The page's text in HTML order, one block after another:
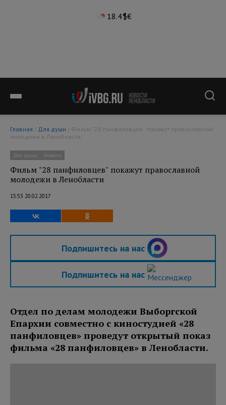
18.4°$€
Главная / Для души
молодежи в Ленобласти
Для души Новости
Фильм "28 панфиловцев" покажут православной
молодежи в Ленобласти
15:53 20.02.2017
Подпишитесь на нас
Подпишитесь на нас
Отдел по делам молодежи Выборгской
Епархии совместно с киностудией «28
панфиловцев» проведут открытый показ
фильма «28 панфиловцев» в Ленобласти.